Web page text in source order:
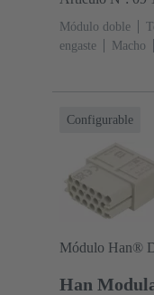
Módulo doble
engaste
Macho
Configurable
Módulo Han®
Han